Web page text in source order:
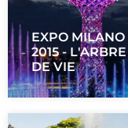
EXPO MILANO
2015 - L'ARBRE
DE VIE